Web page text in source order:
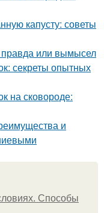
капусту: советы
правда или вымысел
секреты опытных
на сковороде:
и
Способы